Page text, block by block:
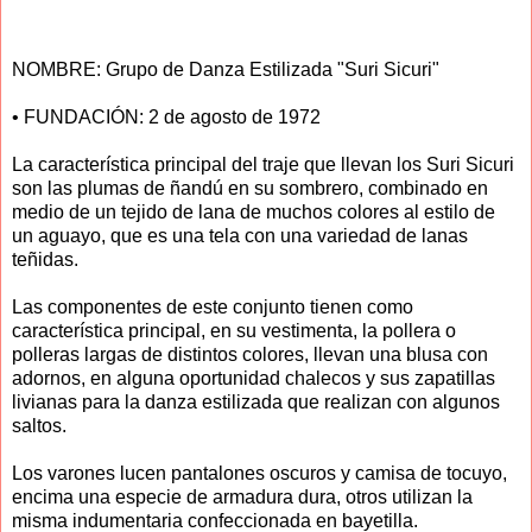
NOMBRE: Grupo de Danza Estilizada "Suri Sicuri"
• FUNDACIÓN: 2 de agosto de 1972
La característica principal del traje que llevan los Suri Sicuri
son las plumas de ñandú en su sombrero, combinado en
medio de un tejido de lana de muchos colores al estilo de
un aguayo, que es una tela con una variedad de lanas
teñidas.
Las componentes de este conjunto tienen como
característica principal, en su vestimenta, la pollera o
polleras largas de distintos colores, llevan una blusa con
adornos, en alguna oportunidad chalecos y sus zapatillas
livianas para la danza estilizada que realizan con algunos
saltos.
Los varones lucen pantalones oscuros y camisa de tocuyo,
encima una especie de armadura dura, otros utilizan la
misma indumentaria confeccionada en bayetilla.